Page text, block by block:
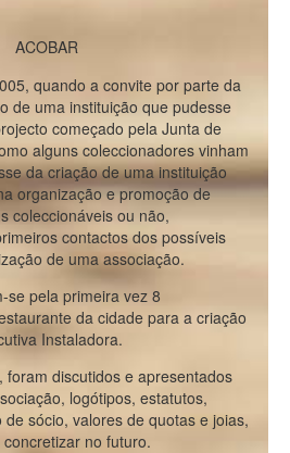
ACOBAR
quando a convite por parte da
de uma instituição que pudesse
começado pela Junta de
alguns coleccionadores vinham
da criação de uma instituição
organização e promoção de
coleccionáveis ou não,
contactos dos possíveis
de uma associação.
se pela primeira vez 8
da cidade para a criação
Instaladora.
foram discutidos e apresentados
logótipos, estatutos,
sócio, valores de quotas e joias,
no futuro.